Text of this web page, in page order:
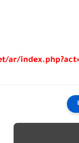
ar/